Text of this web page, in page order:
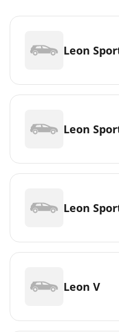
Leon
Leon
Leon
Leon V